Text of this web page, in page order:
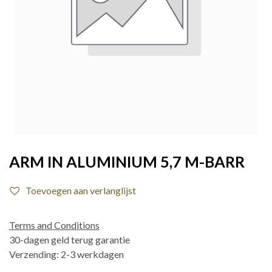
ARM IN ALUMINIUM 5,7 M-BARR
Toevoegen aan verlanglijst
Terms and Conditions
30-dagen geld terug garantie
Verzending: 2-3 werkdagen